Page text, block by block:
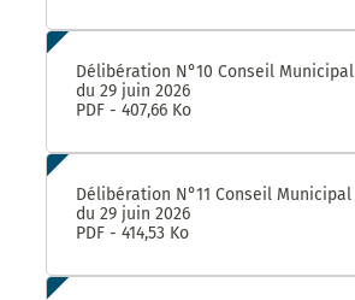
Délibération N°10 Conseil Municipal
du 29 juin 2026
PDF - 407,66 Ko
Délibération N°11 Conseil Municipal
du 29 juin 2026
PDF - 414,53 Ko